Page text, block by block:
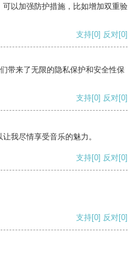
以加强防护措施，比如增加双重验
支持[0] 反对[0]
带来了无限的隐私保护和安全性保
支持[0] 反对[0]
我尽情享受音乐的魅力。
支持[0] 反对[0]
支持[0] 反对[0]